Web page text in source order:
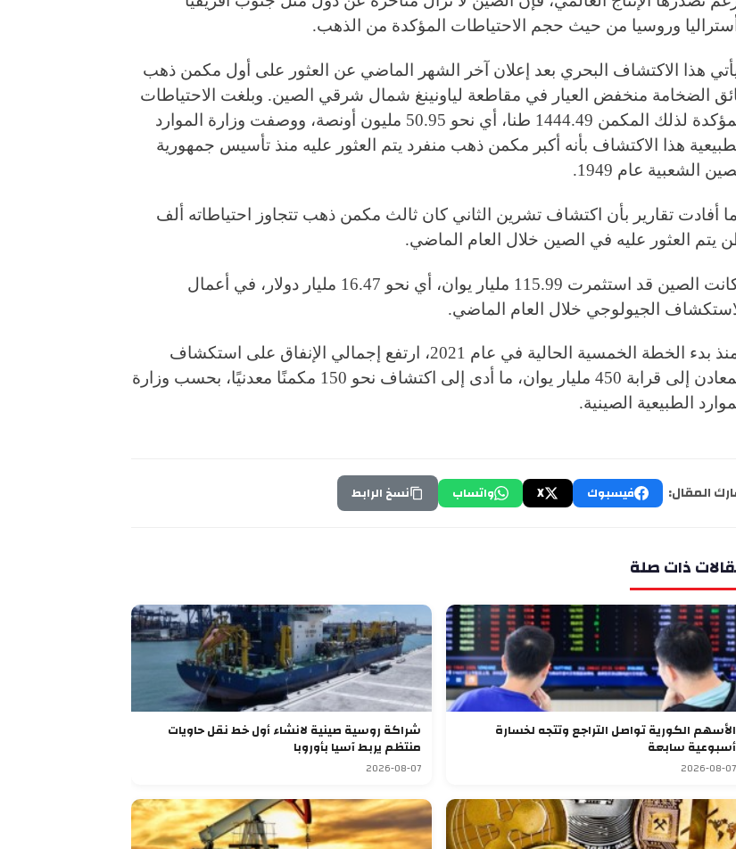
وروسيا من حيث حجم الاحتياطات المؤكدة من الذهب.
هذا الاكتشاف البحري بعد إعلان آخر الشهر الماضي عن العثور على أول مكمن ذهب
الضخامة منخفض العيار في مقاطعة لياونينغ شمال شرقي الصين. وبلغت الاحتياطات
المؤكدة لذلك المكمن 1444.49 طنا، أي نحو 50.95 مليون أونصة، ووصفت وزارة الموارد
هذا الاكتشاف بأنه أكبر مكمن ذهب منفرد يتم العثور عليه منذ تأسيس جمهورية
الشعبية عام 1949.
أفادت تقارير بأن اكتشاف تشرين الثاني كان ثالث مكمن ذهب تتجاوز احتياطاته ألف
يتم العثور عليه في الصين خلال العام الماضي.
وكانت الصين قد استثمرت 115.99 مليار يوان، أي نحو 16.47 مليار دولار، في أعمال
الجيولوجي خلال العام الماضي.
ومنذ بدء الخطة الخمسية الحالية في عام 2021، ارتفع إجمالي الإنفاق على استكشاف
المعادن إلى قرابة 450 مليار يوان، ما أدى إلى اكتشاف نحو 150 مكمنًا معدنيًا، بحسب وزارة
الطبيعية الصينية.
المقال: فيسبوك X واتساب نسخ الرابط
ذات صلة
الأسهم الكورية تواصل التراجع وتتجه لخسارة
أسبوعية سابعة
2026-08-07
شراكة روسية صينية لانشاء أول خط نقل حاويات
منتظم يربط آسيا بأوروبا
2026-08-07